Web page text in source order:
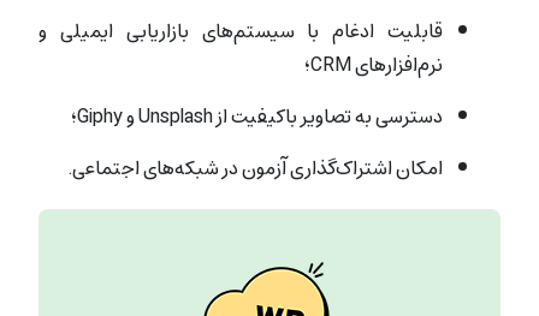
قابلیت ادغام با سیستم‌های بازاریابی ایمیلی و
نرم‌افزارهای CRM؛
دسترسی به تصاویر باکیفیت از Unsplash و Giphy؛
امکان اشتراک‌گذاری آزمون در شبکه‌های اجتماعی.